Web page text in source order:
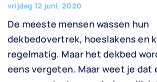
vrijdag 12 juni, 2020
De meeste mensen wassen hun
dekbedovertrek, hoeslakens en
regelmatig. Maar het dekbed
eens vergeten. Maar weet je dat